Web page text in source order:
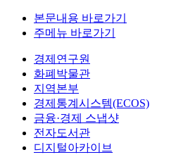
본문내용 바로가기
주메뉴 바로가기
경제연구원
화폐박물관
지역본부
경제통계시스템(ECOS)
금융·경제 스냅샷
전자도서관
디지털아카이브